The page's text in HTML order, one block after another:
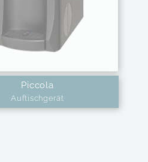
Piccola
Auftischgerät